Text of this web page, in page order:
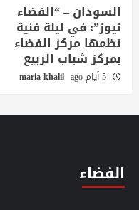
السودان – “الفضاء
نيوز”: في ليلة فنية
نظمها مركز الفضاء
بمركز شباب الربيع
5 أيام ago maria khalil
الفضاء